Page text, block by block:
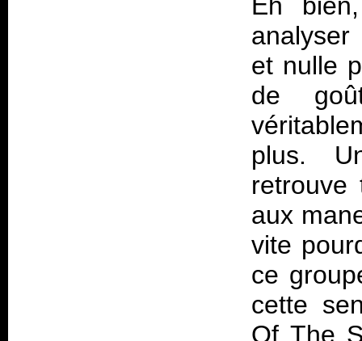
et nulle
de
plus.
retrouve
aux
vite
ce
cette
Of The